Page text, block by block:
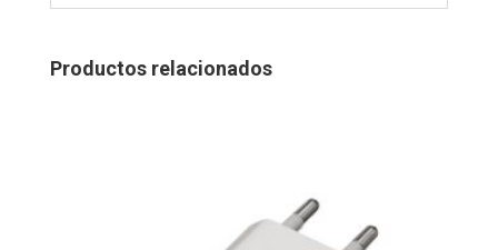
Productos relacionados